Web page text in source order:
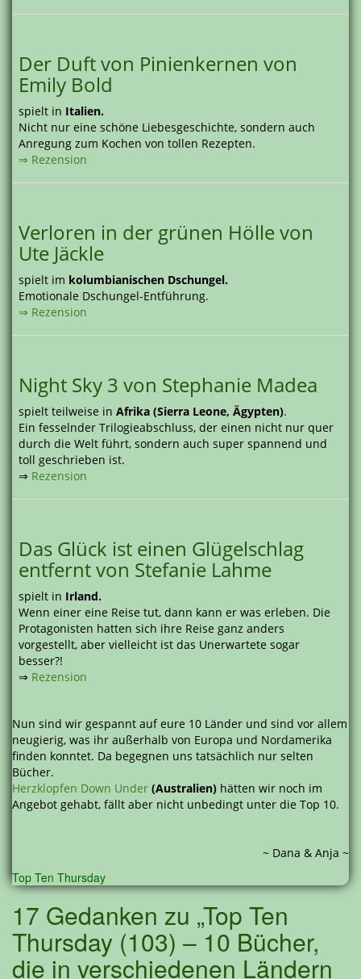
Der Duft von Pinienkernen von
Emily Bold
spielt in Italien.
Nicht nur eine schöne Liebesgeschichte, sondern auch
Anregung zum Kochen von tollen Rezepten.
⇒ Rezension
Verloren in der grünen Hölle von
Ute Jäckle
spielt im kolumbianischen Dschungel.
Emotionale Dschungel-Entführung.
⇒ Rezension
Night Sky 3 von Stephanie Madea
spielt teilweise in Afrika (Sierra Leone, Ägypten).
Ein fesselnder Trilogieabschluss, der einen nicht nur quer
durch die Welt führt, sondern auch super spannend und
toll geschrieben ist.
⇒ Rezension
Das Glück ist einen Glügelschlag
entfernt von Stefanie Lahme
spielt in Irland.
Wenn einer eine Reise tut, dann kann er was erleben. Die
Protagonisten hatten sich ihre Reise ganz anders
vorgestellt, aber vielleicht ist das Unerwartete sogar
besser?!
⇒ Rezension
Nun sind wir gespannt auf eure 10 Länder und sind vor allem
neugierig, was ihr außerhalb von Europa und Nordamerika
finden konntet. Da begegnen uns tatsächlich nur selten
Bücher.
Herzklopfen Down Under (Australien) hätten wir noch im
Angebot gehabt, fällt aber nicht unbedingt unter die Top 10.
~ Dana & Anja ~
Top Ten Thursday
17 Gedanken zu „Top Ten
Thursday (103) – 10 Bücher,
die in verschiedenen Ländern